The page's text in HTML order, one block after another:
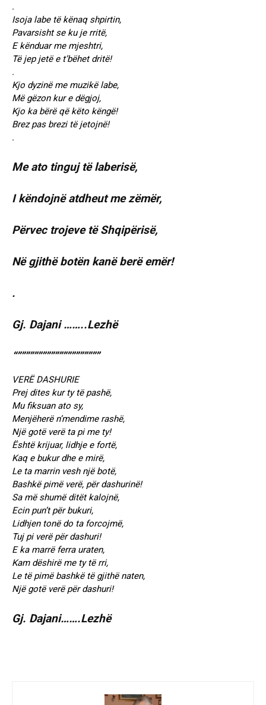
.
Isoja labe të kënaq shpirtin,
Pavarsisht se ku je rritë,
E kënduar me mjeshtri,
Të jep jetë e t’bëhet dritë!
.
Kjo dyzinë me muzikë labe,
Më gëzon kur e dëgjoj,
Kjo ka bërë që këto këngë!
Brez pas brezi të jetojnë!
.
Me ato tinguj të laberisë,
I këndojnë atdheut me zëmër,
Përvec trojeve të Shqipërisë,
Në gjithë botën kanë berë emër!
.
Gj. Dajani ……..Lezhë
“””””””””””””””””””””
VERË DASHURIE
Prej dites kur ty të pashë,
Mu fiksuan ato sy,
Menjëherë n’mendime rashë,
Një gotë verë ta pi me ty!
Është krijuar, lidhje e fortë,
Kaq e bukur dhe e mirë,
Le ta marrin vesh një botë,
Bashkë pimë verë, për dashurinë!
Sa më shumë ditët kalojnë,
Ecin pun’t për bukuri,
Lidhjen tonë do ta forcojmë,
Tuj pi verë për dashuri!
E ka marrë ferra uraten,
Kam dëshirë me ty të rri,
Le të pimë bashkë të gjithë naten,
Një gotë verë për dashuri!
Gj. Dajani…….Lezhë